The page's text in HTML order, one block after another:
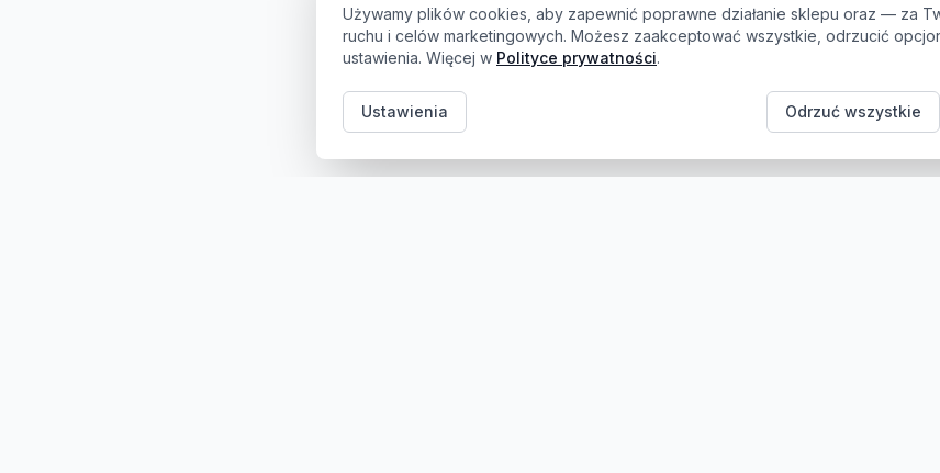
Używamy plików cookies, aby zapewnić poprawne działanie sklepu oraz — za
ruchu i celów marketingowych. Możesz zaakceptować wszystkie, odrzucić
ustawienia. Więcej w Polityce prywatności.
Ustawienia Odrzuć wszystkie